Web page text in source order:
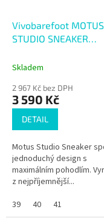
Vivobarefoot MOTUS
STUDIO SNEAKER
WOLF/GUM
Skladem
2 967 Kč bez DPH
3 590 Kč
DETAIL
Motus Studio Sneaker
jednoduchý design s
maximálním pohodlím.
z nejpříjemnější...
39
40 41